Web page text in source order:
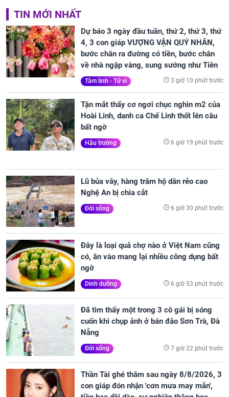
TIN MỚI NHẤT
Dự báo 3 ngày đầu tuần, thứ 2, thứ 3, thứ
4, 3 con giáp VƯỢNG VẬN QUÝ NHÂN,
bước chân ra đường có tiền, bước chân
về nhà ngập vàng, sung sướng như Tiên
Tâm linh - Tử vi 3 giờ 10 phút trước
Tận mắt thấy cơ ngơi chục nghìn m2 của
Hoài Linh, danh ca Chế Linh thốt lên câu
bất ngờ
Hậu trường 6 giờ 19 phút trước
Lũ bủa vây, hàng trăm hộ dân rẻo cao
Nghệ An bị chia cắt
Đời sống 6 giờ 30 phút trước
Đây là loại quả chợ nào ở Việt Nam cũng
có, ăn vào mang lại nhiều công dụng bất
ngờ
Dinh dưỡng 6 giờ 53 phút trước
Đã tìm thấy một trong 3 cô gái bị sóng
cuốn khi chụp ảnh ở bán đảo Sơn Trà, Đà
Nẵng
Đời sống 7 giờ 22 phút trước
Thần Tài ghé thăm sau ngày 8/8/2026, 3
con giáp đón nhận 'cơn mưa may mắn',